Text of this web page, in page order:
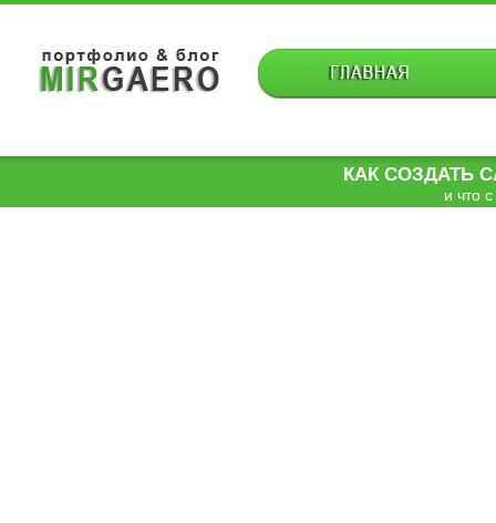
КАК СОЗДАТЬ
и что